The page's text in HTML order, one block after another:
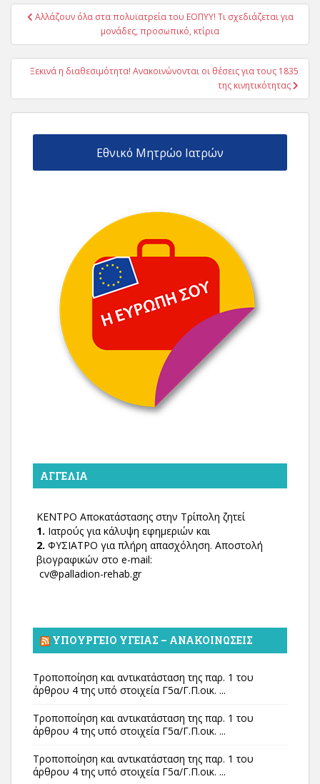
Πλοήγηση
Αλλάζουν όλα στα πολυϊατρεία του ΕΟΠΥΥ! Τι σχεδιάζεται για
μονάδες, προσωπικό, κτίρια
Ξεκινά η διαθεσιμότητα! Ανακοινώνονται οι θέσεις για τους 1835
της κινητικότητας
Εθνικό Μητρώο Ιατρών
ΑΓΓΕΛΊΑ
ΚΕΝΤΡΟ Αποκατάστασης στην Τρίπολη ζητεί
1. Ιατρούς για κάλυψη εφημεριών και
2. ΦΥΣΙΑΤΡΟ για πλήρη απασχόληση. Αποστολή
βιογραφικών στο e-mail:
cv@palladion-rehab.gr
ΥΠΟΥΡΓΕΊΟ ΥΓΕΊΑΣ – ΑΝΑΚΟΙΝΏΣΕΙΣ
Τροποποίηση και αντικατάσταση της παρ. 1 του
άρθρου 4 της υπό στοιχεία Γ5α/Γ.Π.οικ. ...
Τροποποίηση και αντικατάσταση της παρ. 1 του
άρθρου 4 της υπό στοιχεία Γ5α/Γ.Π.οικ. ...
Τροποποίηση και αντικατάσταση της παρ. 1 του
άρθρου 4 της υπό στοιχεία Γ5α/Γ.Π.οικ. ...